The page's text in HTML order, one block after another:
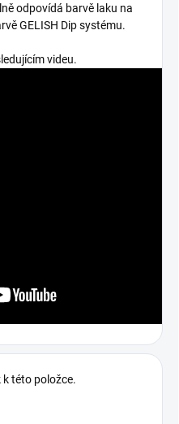
odpovídá barvě laku na
GELISH Dip systému.
videu.
k této položce.